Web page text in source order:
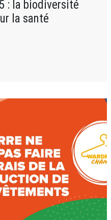
: la biodiversité
la santé